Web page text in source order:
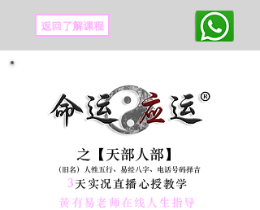
返回了解课程
之【天部人部】
（旧名）人性五行、易经八字、电话号码择吉
3天实况直播心授教学
黃有易老师在线人生指导